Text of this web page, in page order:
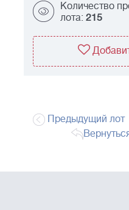
Количество
лота: 215
Предыдущий лот